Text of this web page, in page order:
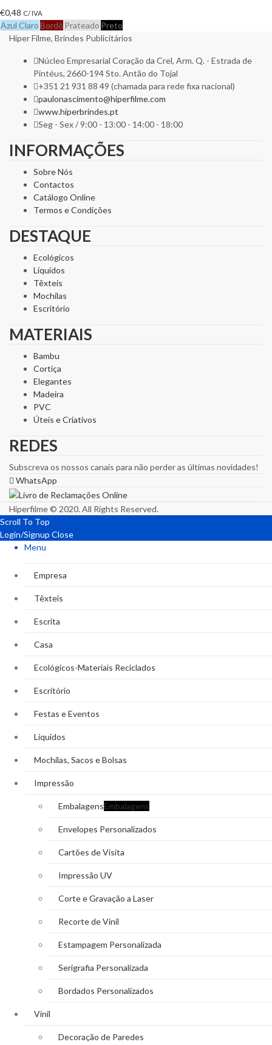
€0,48 C/ IVA
Azul ClaroBordô Prateado Preto
Hiper Filme, Brindes Publicitários
Núcleo Empresarial Coração da Crel, Arm. Q. - Estrada de
Pintéus, 2660-194 Sto. Antão do Tojal
+351 21 931 88 49 (chamada para rede fixa nacional)
paulonascimento@hiperfilme.com
www.hiperbrindes.pt
Seg - Sex / 9:00 - 13:00 - 14:00 - 18:00
INFORMAÇÕES
Sobre Nós
Contactos
Catálogo Online
Termos e Condições
DESTAQUE
Ecológicos
Líquidos
Têxteis
Mochilas
Escritório
MATERIAIS
Bambu
Cortiça
Elegantes
Madeira
PVC
Úteis e Criativos
REDES
Subscreva os nossos canais para não perder as últimas novidades!
WhatsApp
Hiperfilme © 2020. All Rights Reserved.
Scroll To Top
Login/Signup Close
Menu
Empresa
Têxteis
Escrita
Casa
Ecológicos-Materiais Reciclados
Escritório
Festas e Eventos
Líquidos
Mochilas, Sacos e Bolsas
Impressão
EmbalagensEmbalagens
Envelopes Personalizados
Cartões de Visita
Impressão UV
Corte e Gravação a Laser
Recorte de Vinil
Estampagem Personalizada
Serigrafia Personalizada
Bordados Personalizados
Vinil
Decoração de Paredes